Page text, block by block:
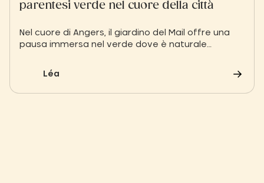
parentesi verde nel cuore della città
Nel cuore di Angers, il giardino del Mail offre una
pausa immersa nel verde dove è naturale
un'atmosfera tranquilla invitano a scoprire la
Léa